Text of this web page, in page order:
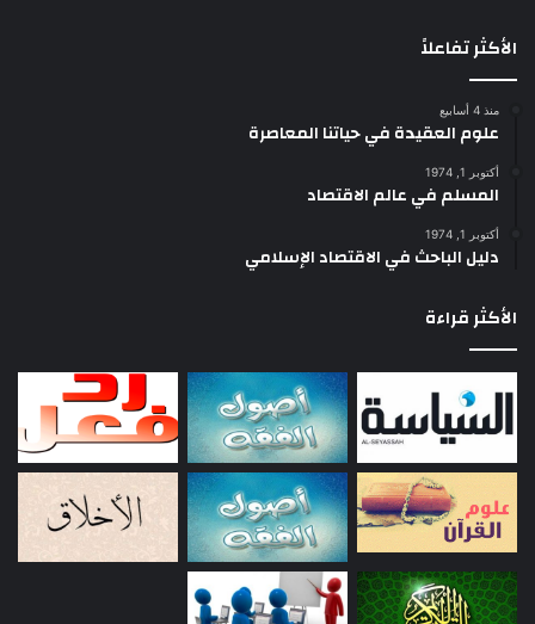
الأكثر تفاعلاً
منذ 4 أسابيع
علوم العقيدة في حياتنا المعاصرة
أكتوبر 1, 1974
المسلم في عالم الاقتصاد
أكتوبر 1, 1974
دليل الباحث في الاقتصاد الإسلامي
الأكثر قراءة